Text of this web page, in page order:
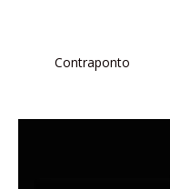
Contraponto